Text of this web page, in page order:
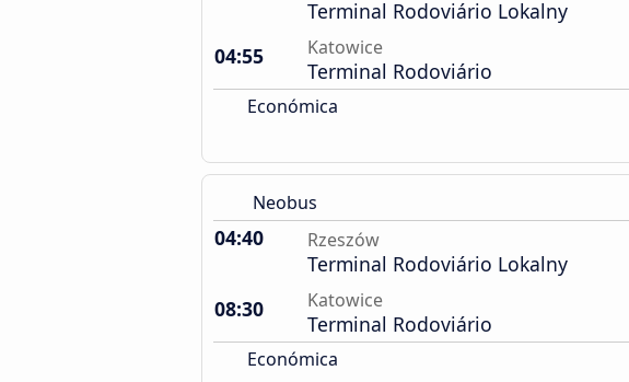
Terminal Rodoviário Lokalny
04:55
Katowice
Terminal Rodoviário
Económica
Neobus
04:40 Rzeszów
Terminal Rodoviário Lokalny
08:30
Katowice
Terminal Rodoviário
Económica